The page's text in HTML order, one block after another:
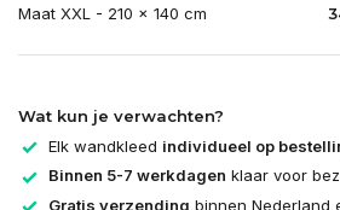
Maat XXL - 210 x 140 cm
Wat kun je verwachten?
Elk wandkleed individueel op
Binnen 5-7 werkdagen klaar voor
Gratis verzending binnen Nederland